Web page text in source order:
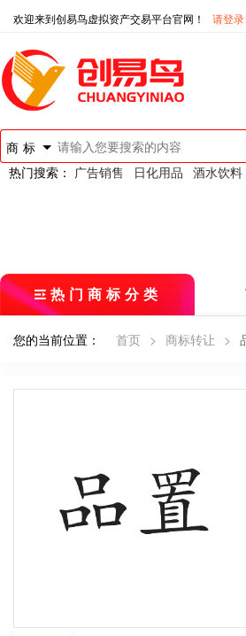
欢迎来到创易鸟虚拟资产交易平台官网！ 请登录
商标
热门搜索： 广告销售 日化用品 酒水饮料
热门商标分类
您的当前位置： 首页 > 商标转让 >